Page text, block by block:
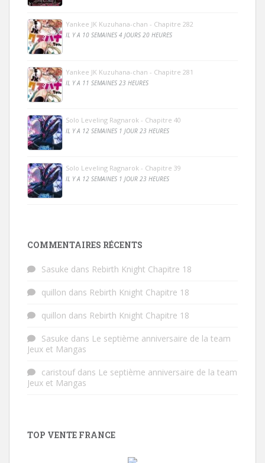
Yankee JK Kuzuhana-chan - Chapitre 282
IL Y A 10 SEMAINES 4 JOURS 20 HEURES
Yankee JK Kuzuhana-chan - Chapitre 281
IL Y A 11 SEMAINES 23 HEURES
Solo Leveling Ragnarok - Chapitre 40
IL Y A 12 SEMAINES 1 JOUR 23 HEURES
Solo Leveling Ragnarok - Chapitre 39
IL Y A 12 SEMAINES 1 JOUR 23 HEURES
COMMENTAIRES RÉCENTS
Sasuke dans Rebirth Knight Chapitre 18
quillon dans Rebirth Knight Chapitre 18
quillon dans Rebirth Knight Chapitre 18
Sasuke dans Le septième anniversaire de la team
Jeux et Mangas
caristoufdans Le septième anniversaire de la team
Jeux et Mangas
TOP VENTE FRANCE